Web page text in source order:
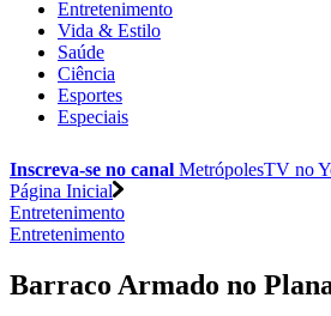
Entretenimento
Vida & Estilo
Saúde
Ciência
Esportes
Especiais
Inscreva-se no canal MetrópolesTV no
Página Inicial
Entretenimento
Entretenimento
Barraco Armado no